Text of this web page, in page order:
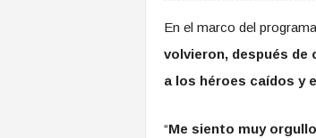
En el marco del
volvieron, después de
a los héroes caídos y
“Me siento muy